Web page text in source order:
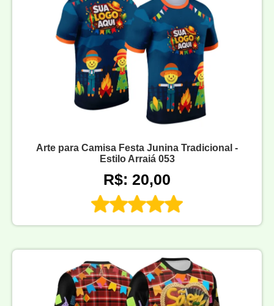
Arte para Camisa Festa Junina Tradicional -
Estilo Arraiá 053
R$: 20,00